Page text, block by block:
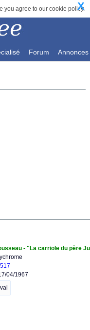
you agree to our cookie policy.
X
Forum Annonces
- "La carriole du père
04/1967